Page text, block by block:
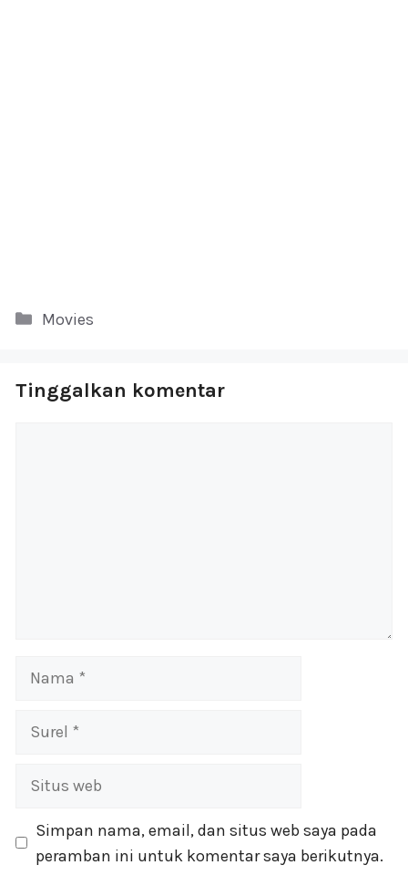
Kategori
Movies
Tinggalkan komentar
Nama
Surel
Situs
Simpan nama, email, dan situs web saya pada
peramban ini untuk komentar saya berikutnya.